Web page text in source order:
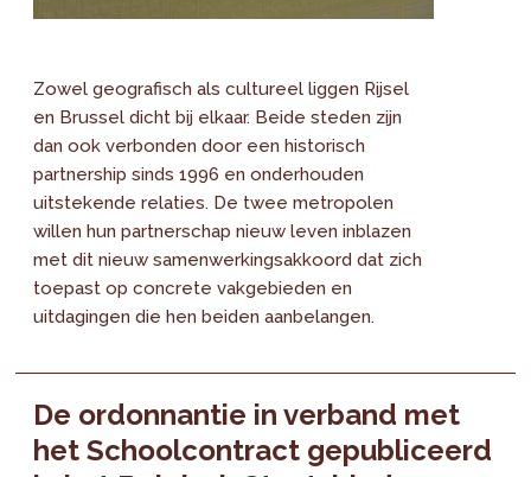
Zowel geografisch als cultureel liggen Rijsel
en Brussel dicht bij elkaar. Beide steden zijn
dan ook verbonden door een historisch
partnership sinds 1996 en onderhouden
uitstekende relaties. De twee metropolen
willen hun partnerschap nieuw leven inblazen
met dit nieuw samenwerkingsakkoord dat zich
toepast op concrete vakgebieden en
uitdagingen die hen beiden aanbelangen.
De ordonnantie in verband met
het Schoolcontract gepubliceerd